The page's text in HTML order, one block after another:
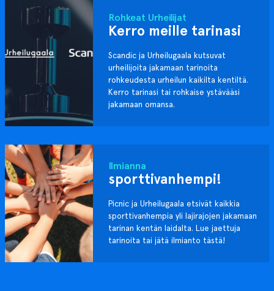
Rohkeat Urheilijat
Kerro meille tarinasi
Scandic ja Urheilugaala kutsuvat
urheilijoita jakamaan tarinoita
rohkeudesta urheilun kaikilta kentiltä.
Kerro tarinasi tai rohkaise ystävääsi
jakamaan omansa.
Ilmianna
sporttivanhempi!
Picnic ja Urheilugaala etsivät kaikkia
sporttivanhempia yli lajirajojen jakamaan
tarinan kentän laidalta. Lue jaettuja
tarinoita tai jätä ilmianto tästä!